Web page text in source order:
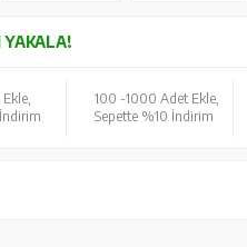
100 -1000 Adet Ekle,
Sepette %10 İndirim